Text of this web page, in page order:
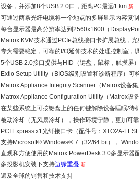
设备，并添加8个USB 2.0口，距离PC最远1 km 新
可通过两条光纤电缆将一个地点的多屏显示内容复
每台显示器最高分辨率达到2560x1600（
Matrox KVM技术通过PCIe总线接口卡扩展总线，
专为需要稳定，可靠的I/O延伸技术的处理控制室，
5个USB 2.0接口提供与HID（键盘，鼠标，触摸屏
Extio Setup Utility（BIOS级别设置和诊断程序）
Matrox Appliance Integrity Scanner（Matrox设备
Matrox Appliance Configuration Utility（Matrox设
在某些系统上可按键盘上的任何键解除设备睡眠/待
被动冷却（无风扇冷却），操作环境宁静，更加可靠
PCI Express x1光纤接口卡（配件号：XTO2A-
支持Microsoft® Windows® 7（32/64 bit），
直观和方便使用的Matrox PowerDesk 3.0多显示器
多投影机安装下支持边缘重叠 新
遍及全球的销售和技术支持